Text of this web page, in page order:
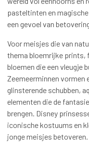
pasteltinten en
een gevoel van
Voor meisjes die van
thema bloemrijke prints,
bloemen die een vleugje
Zeemeerminnen vormen
glinsterende schubben,
elementen die de
brengen. Disney
iconische kostuums en
jonge meisjes betoveren.